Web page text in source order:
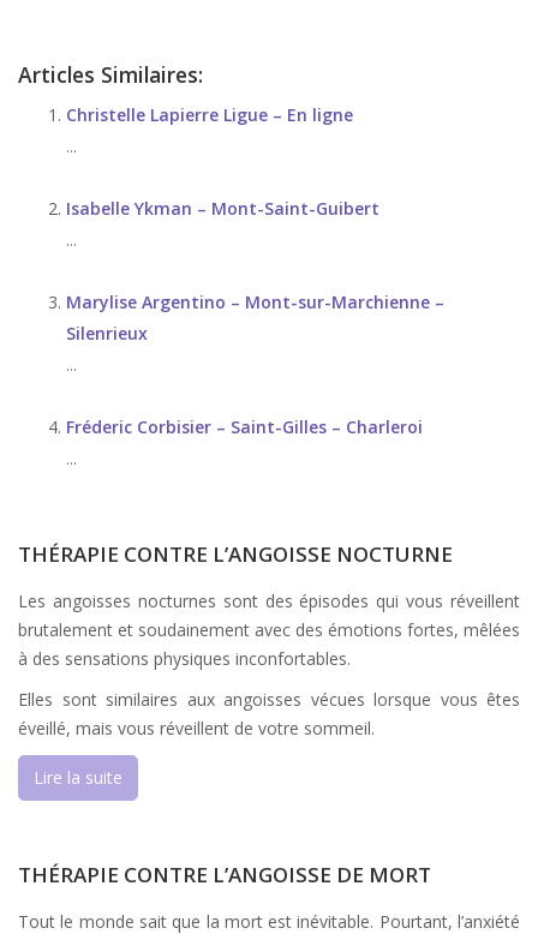
Articles Similaires:
Christelle Lapierre Ligue – En ligne
...
Isabelle Ykman – Mont-Saint-Guibert
...
Marylise Argentino – Mont-sur-Marchienne –
Silenrieux
...
Fréderic Corbisier – Saint-Gilles – Charleroi
...
THÉRAPIE CONTRE L’ANGOISSE NOCTURNE
Les angoisses nocturnes sont des épisodes qui vous réveillent
brutalement et soudainement avec des émotions fortes, mêlées
à des sensations physiques inconfortables.
Elles sont similaires aux angoisses vécues lorsque vous êtes
éveillé, mais vous réveillent de votre sommeil.
Lire la suite
THÉRAPIE CONTRE L’ANGOISSE DE MORT
Tout le monde sait que la mort est inévitable. Pourtant, l’anxiété